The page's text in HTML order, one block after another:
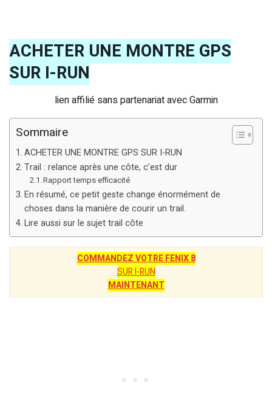
ACHETER UNE MONTRE GPS
SUR I-RUN
lien affilié sans partenariat avec Garmin
Sommaire
ACHETER UNE MONTRE GPS SUR I-RUN
Trail : relance après une côte, c’est dur
Rapport temps efficacité
En résumé, ce petit geste change énormément de
choses dans la manière de courir un trail.
Lire aussi sur le sujet trail côte
COMMANDEZ VOTRE FENIX 8
SUR I-RUN
MAINTENANT